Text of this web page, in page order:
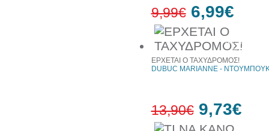
30%
έκπτωση
web
9,99€ 6,99€
ΕΡΧΕΤΑΙ Ο ΤΑΧΥΔΡΟΜΟΣ!
DUBUC MARIANNE -
13,90€ 9,73€